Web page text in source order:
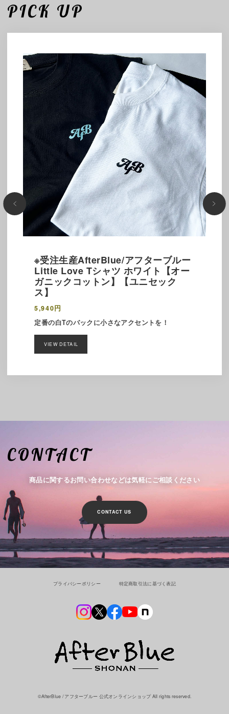
PICK UP
※受注生産AfterBlue/アフターブルー
Little Love Tシャツ ホワイト【オー
ガニックコットン】【ユニセック
ス】
5,940円
定番の白Tのバックに小さなアクセントを！
VIEW DETAIL
CONTACT
商品に関するお問い合わせなどは気軽にご相談ください
CONTACT US
プライバシーポリシー 特定商取引法に基づく表記
©︎AfterBlue / アフターブルー 公式オンラインショップ All rights reserved.